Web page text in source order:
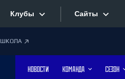
Клубы
Дивизион Боброва
Сайты
ШКОЛА
НОВОСТИ КОМАНДА СЕЗОН